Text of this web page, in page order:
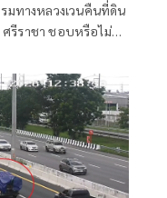
มทางหลวงเวนคืนที่ดิน
ศรีราชา ชอบหรือไม่